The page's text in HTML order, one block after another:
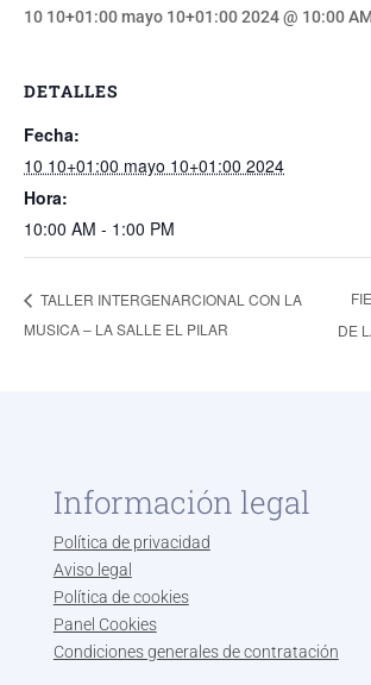
10 10+01:00 mayo 10+01:00 2024 @ 10:00
DETALLES
Fecha:
10 10+01:00 mayo 10+01:00 2024
Hora:
10:00 AM - 1:00 PM
TALLER INTERGENARCIONAL CON LA
MUSICA – LA SALLE EL PILAR
DE
Información legal
Política de privacidad
Aviso legal
Política de cookies
Panel Cookies
Condiciones generales de contratación